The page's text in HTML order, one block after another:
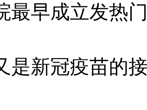
最早成立发热
是新冠疫苗的